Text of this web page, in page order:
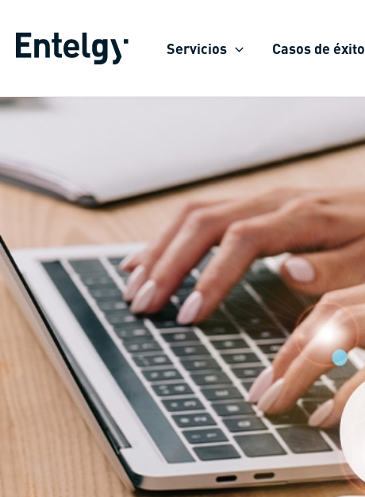
contenido
Servicios Casos de éxito